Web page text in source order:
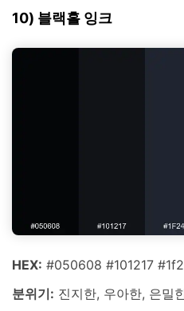
10) 블랙홀 잉크
HEX: #050608 #101217
분위기: 진지한, 우아한, 은밀